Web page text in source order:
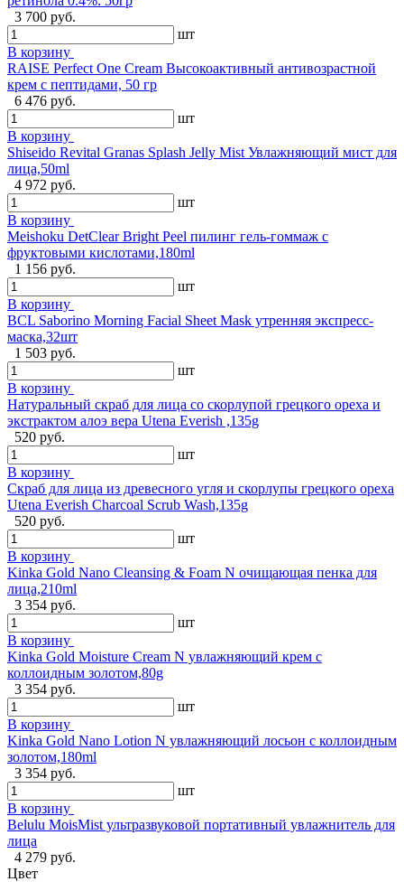
3 700 руб.
шт
В корзину
RAISE Perfect One Cream Высокоактивный антивозрастной
крем с пептидами, 50 гр
6 476 руб.
шт
В корзину
Shiseido Revital Granas Splash Jelly Mist Увлажняющий мист для
лица,50ml
4 972 руб.
шт
В корзину
Meishoku DetClear Bright Peel пилинг гель-гоммаж с
фруктовыми кислотами,180ml
1 156 руб.
шт
В корзину
BCL Saborino Morning Facial Sheet Mask утренняя экспресс-
маска,32шт
1 503 руб.
шт
В корзину
Натуральный скраб для лица со скорлупой грецкого ореха и
экстрактом алоэ вера Utena Everish ,135g
520 руб.
шт
В корзину
Скраб для лица из древесного угля и скорлупы грецкого ореха
Utena Everish Charcoal Scrub Wash,135g
520 руб.
шт
В корзину
Kinka Gold Nano Cleansing & Foam N очищающая пенка для
лица,210ml
3 354 руб.
шт
В корзину
Kinka Gold Moisture Cream N увлажняющий крем с
коллоидным золотом,80g
3 354 руб.
шт
В корзину
Kinka Gold Nano Lotion N увлажняющий лосьон с коллоидным
золотом,180ml
3 354 руб.
шт
В корзину
Belulu MoisMist ультразвуковой портативный увлажнитель для
лица
4 279 руб.
Цвет